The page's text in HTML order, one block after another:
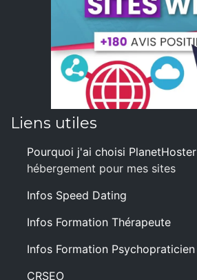
Liens utiles
Pourquoi j'ai choisi PlanetHoster
hébergement pour mes sites
Infos Speed Dating
Infos Formation Thérapeute
Infos Formation Psychopraticien
CRSEO